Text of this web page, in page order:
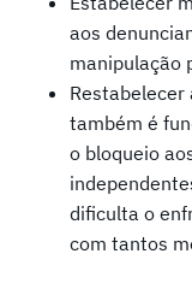
aos
manipulação
também é
o bloqueio
dificulta o
com tantos